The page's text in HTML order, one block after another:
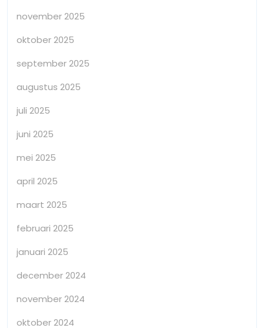
november 2025
oktober 2025
september 2025
augustus 2025
juli 2025
juni 2025
mei 2025
april 2025
maart 2025
februari 2025
januari 2025
december 2024
november 2024
oktober 2024